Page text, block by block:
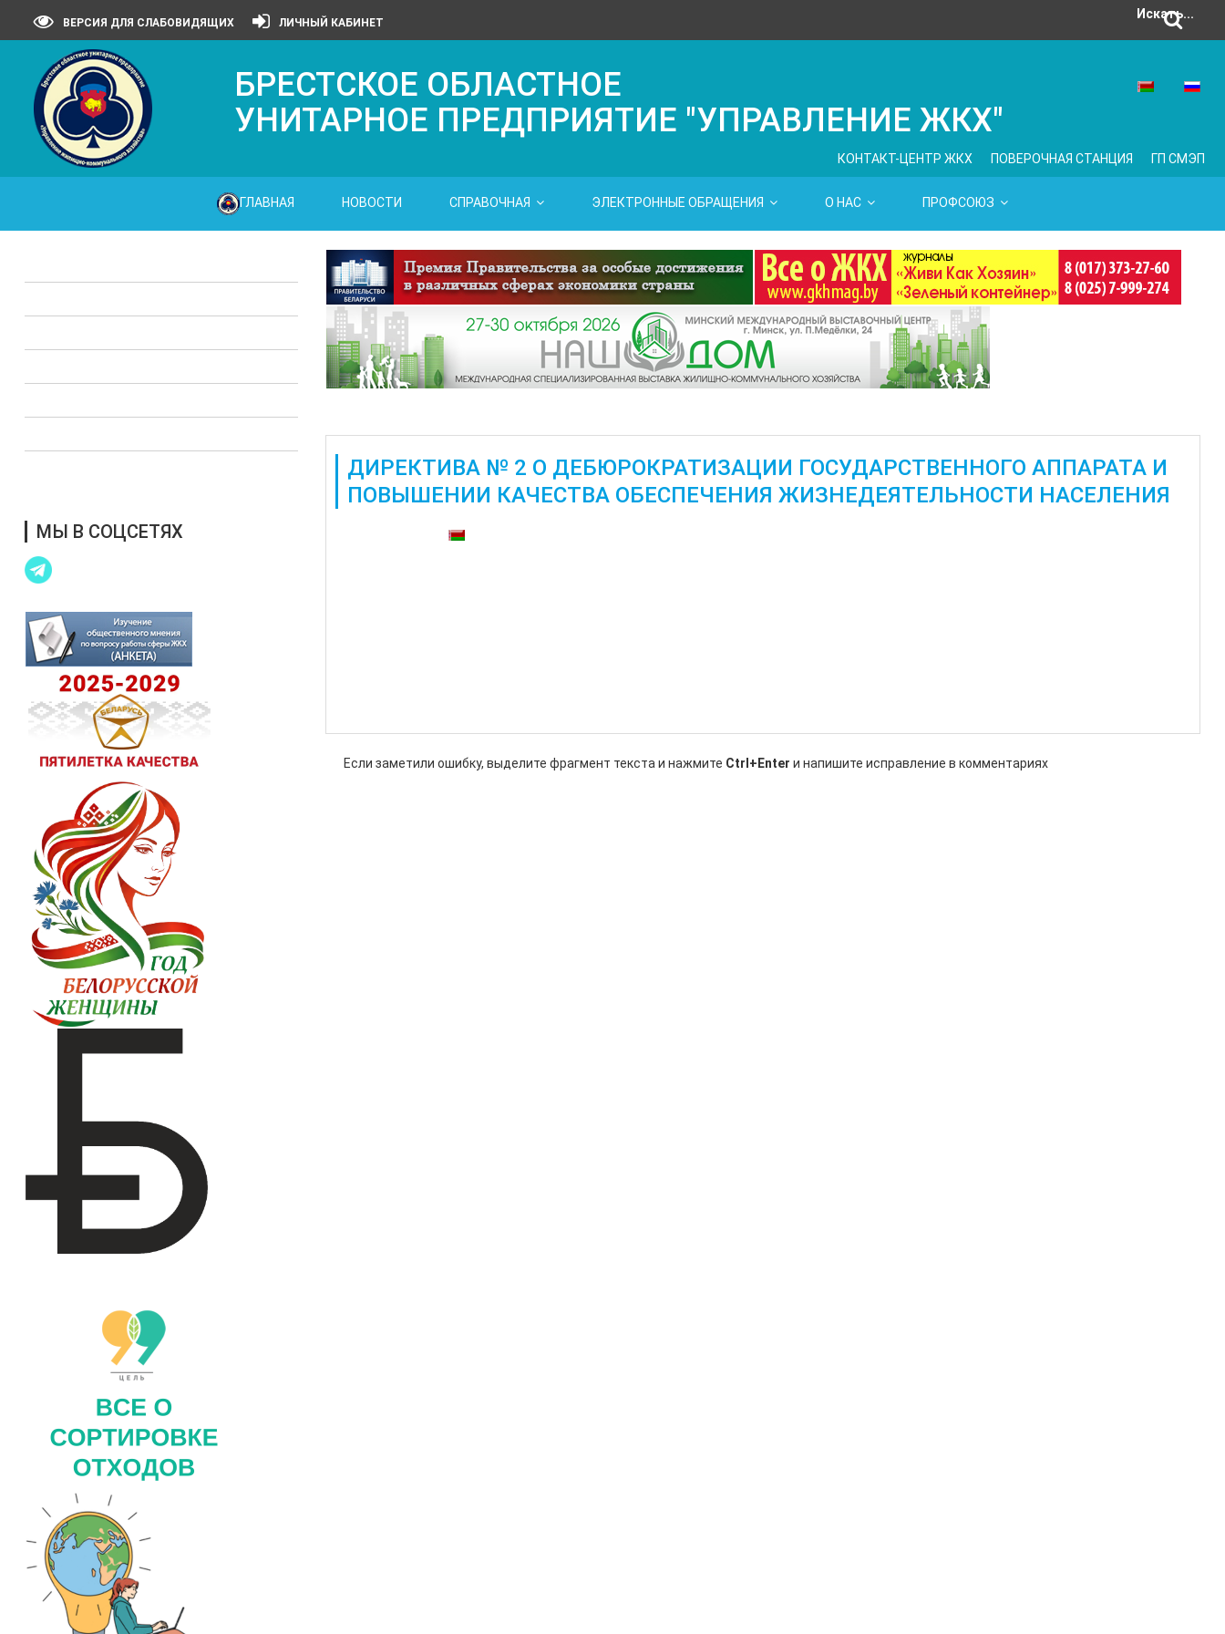
ВЕРСИЯ ДЛЯ СЛАБОВИДЯЩИХ ЛИЧНЫЙ КАБИНЕТ
Искать...
БРЕСТСКОЕ ОБЛАСТНОЕ
УНИТАРНОЕ ПРЕДПРИЯТИЕ "УПРАВЛЕНИЕ ЖКХ"
КОНТАКТ-ЦЕНТР ЖКХ ПОВЕРОЧНАЯ СТАНЦИЯ ГП СМЭП
ГЛАВНАЯ НОВОСТИ СПРАВОЧНАЯ ЭЛЕКТРОННЫЕ ОБРАЩЕНИЯ О НАС ПРОФСОЮЗ
МЫ В СОЦСЕТЯХ
ДИРЕКТИВА № 2 О ДЕБЮРОКРАТИЗАЦИИ ГОСУДАРСТВЕННОГО АППАРАТА И
ПОВЫШЕНИИ КАЧЕСТВА ОБЕСПЕЧЕНИЯ ЖИЗНЕДЕЯТЕЛЬНОСТИ НАСЕЛЕНИЯ
Также доступны:
Если заметили ошибку, выделите фрагмент текста и нажмите Ctrl+Enter и напишите исправление в комментариях